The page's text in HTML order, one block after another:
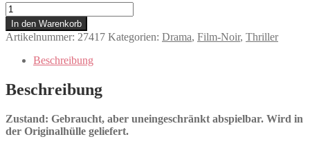
The
Man
Between
-
Gefährlicher
Urlaub
Menge
In den Warenkorb
Artikelnummer: 27417 Kategorien: Drama, Film-Noir, Thriller
Beschreibung
Beschreibung
Zustand: Gebraucht, aber uneingeschränkt abspielbar. Wird in
der Originalhülle geliefert.